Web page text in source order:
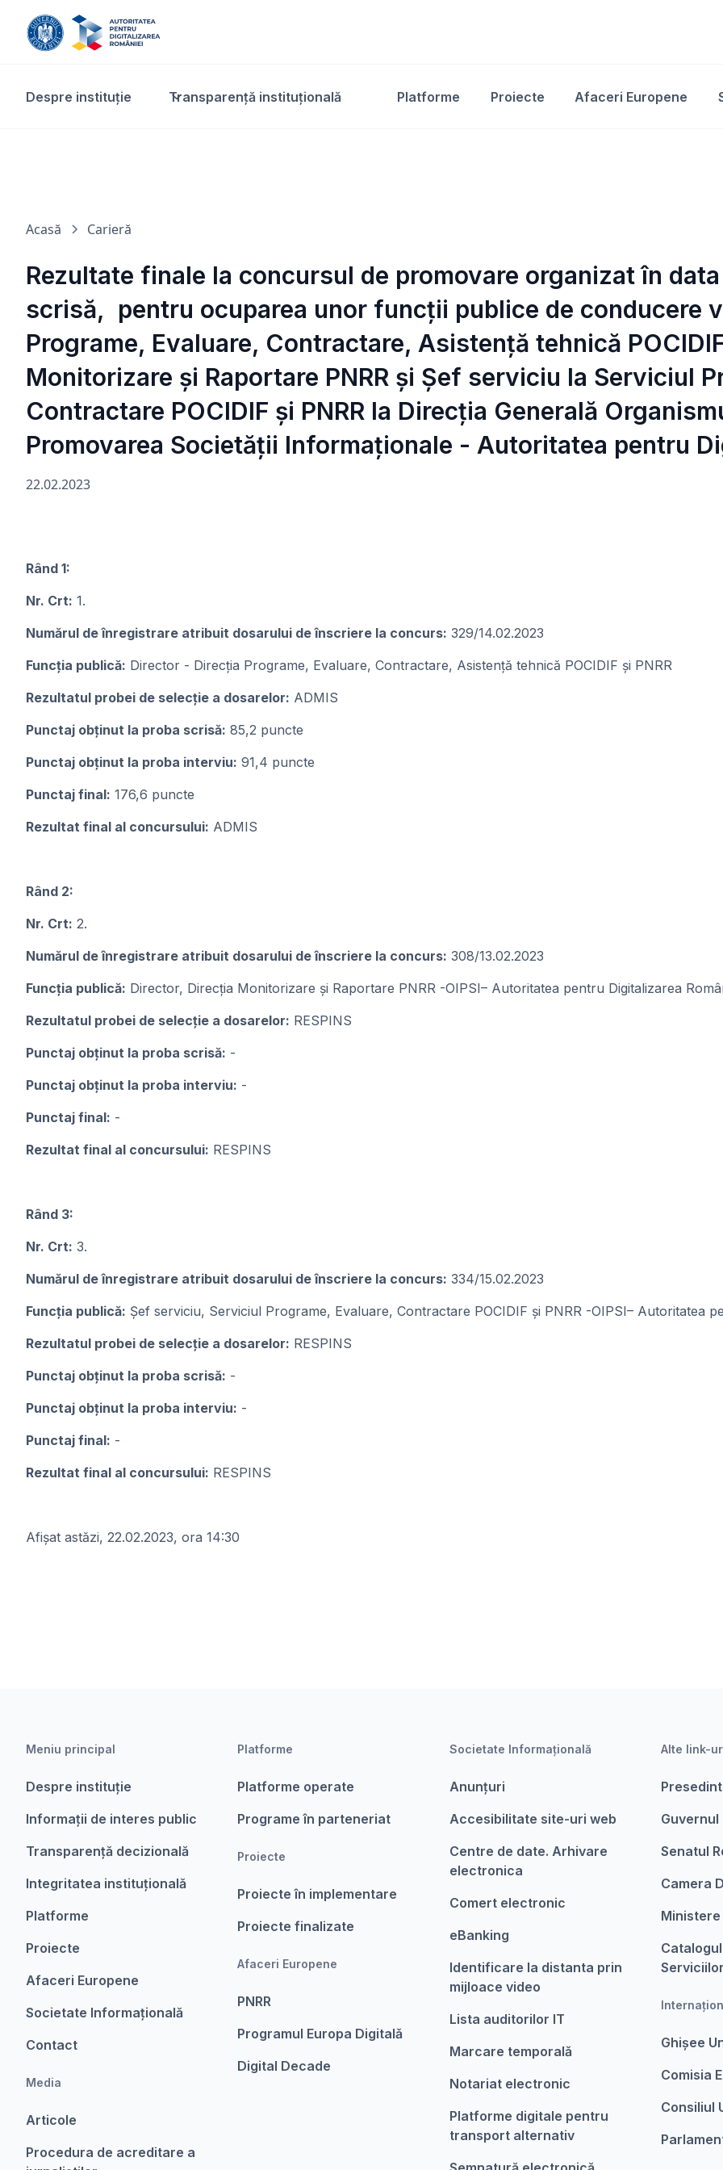
Despre instituție Transparență instituțională​ Platforme Proiecte Afaceri Europene
Acasă Carieră
Rezultate finale la concursul de promovare organizat în
scrisă, pentru ocuparea unor funcții publice de conducere
Programe, Evaluare, Contractare, Asistență tehnică
Monitorizare și Raportare PNRR și Șef serviciu la Serviciul
Contractare POCIDIF și PNRR la Direcția Generală
Promovarea Societății Informaționale - Autoritatea pentru
22.02.2023
Rând 1:
Nr. Crt: 1.
Numărul de înregistrare atribuit dosarului de înscriere la concurs: 329/14.02.2023
Funcția publică: Director - Direcția Programe, Evaluare, Contractare, Asistență tehnică POCIDIF și PNRR
Rezultatul probei de selecție a dosarelor: ADMIS
Punctaj obținut la proba scrisă: 85,2 puncte
Punctaj obținut la proba interviu: 91,4 puncte
Punctaj final: 176,6 puncte
Rezultat final al concursului: ADMIS
Rând 2:
Nr. Crt: 2.
Numărul de înregistrare atribuit dosarului de înscriere la concurs: 308/13.02.2023
Funcția publică: Director, Direcția Monitorizare și Raportare PNRR -OIPSI– Autoritatea pentru Digitalizarea
Rezultatul probei de selecție a dosarelor: RESPINS
Punctaj obținut la proba scrisă: -
Punctaj obținut la proba interviu: -
Punctaj final: -
Rezultat final al concursului: RESPINS
Rând 3:
Nr. Crt: 3.
Numărul de înregistrare atribuit dosarului de înscriere la concurs: 334/15.02.2023
Funcția publică: Șef serviciu, Serviciul Programe, Evaluare, Contractare POCIDIF și PNRR -OIPSI– Autoritatea
Rezultatul probei de selecție a dosarelor: RESPINS
Punctaj obținut la proba scrisă: -
Punctaj obținut la proba interviu: -
Punctaj final: -
Rezultat final al concursului: RESPINS
Afișat astăzi, 22.02.2023, ora 14:30
Meniu principal
Despre instituție
Informații de interes public
Transparență decizională
Integritatea instituțională
Platforme
Proiecte
Afaceri Europene
Societate Informațională
Contact
Media
Articole
Procedura de acreditare a
Platforme
Platforme operate
Programe în parteneriat
Proiecte
Proiecte în implementare
Proiecte finalizate
Afaceri Europene
PNRR
Programul Europa Digitalǎ
Digital Decade
Societate Informațională
Anunțuri
Accesibilitate site-uri web
Centre de date. Arhivare
electronica
Comert electronic
eBanking
Identificare la distanta prin
mijloace video
Lista auditorilor IT
Marcare temporalǎ
Notariat electronic
Platforme digitale pentru
transport alternativ
Alte link-
Guvernul
Senatul
Camera
Ministere
Ghișee
Comisia
Consiliul